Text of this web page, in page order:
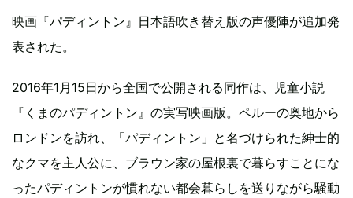
映画『パディントン』日本語吹き替え版の声優陣が追加発
表された。
2016年1月15日から全国で公開される同作は、児童小説
『くまのパディントン』の実写映画版。ペルーの奥地から
ロンドンを訪れ、「パディントン」と名づけられた紳士的
なクマを主人公に、ブラウン家の屋根裏で暮らすことにな
ったパディントンが慣れない都会暮らしを送りながら騒動